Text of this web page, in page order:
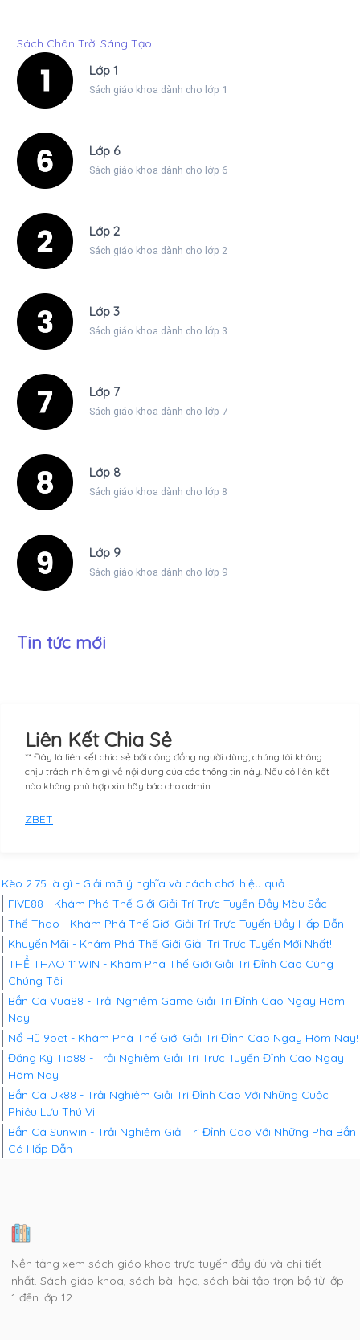
Sách Chân Trời Sáng Tạo
Lớp 1
Sách giáo khoa dành cho lớp 1
Lớp 6
Sách giáo khoa dành cho lớp 6
Lớp 2
Sách giáo khoa dành cho lớp 2
Lớp 3
Sách giáo khoa dành cho lớp 3
Lớp 7
Sách giáo khoa dành cho lớp 7
Lớp 8
Sách giáo khoa dành cho lớp 8
Lớp 9
Sách giáo khoa dành cho lớp 9
Tin tức mới
Liên Kết Chia Sẻ
** Đây là liên kết chia sẻ bới cộng đồng người dùng, chúng tôi không
chịu trách nhiệm gì về nội dung của các thông tin này. Nếu có liên kết
nào không phù hợp xin hãy báo cho admin.
ZBET
Kèo 2.75 là gì - Giải mã ý nghĩa và cách chơi hiệu quả
FIVE88 - Khám Phá Thế Giới Giải Trí Trực Tuyến Đầy Màu Sắc
Thể Thao - Khám Phá Thế Giới Giải Trí Trực Tuyến Đầy Hấp Dẫn
Khuyến Mãi - Khám Phá Thế Giới Giải Trí Trực Tuyến Mới Nhất!
THỂ THAO 11WIN - Khám Phá Thế Giới Giải Trí Đỉnh Cao Cùng
Chúng Tôi
Bắn Cá Vua88 - Trải Nghiệm Game Giải Trí Đỉnh Cao Ngay Hôm
Nay!
Nổ Hũ 9bet - Khám Phá Thế Giới Giải Trí Đỉnh Cao Ngay Hôm Nay!
Đăng Ký Tip88 - Trải Nghiệm Giải Trí Trực Tuyến Đỉnh Cao Ngay
Hôm Nay
Bắn Cá Uk88 - Trải Nghiệm Giải Trí Đỉnh Cao Với Những Cuộc
Phiêu Lưu Thú Vị
Bắn Cá Sunwin - Trải Nghiệm Giải Trí Đỉnh Cao Với Những Pha Bắn
Cá Hấp Dẫn
Nền tảng xem sách giáo khoa trực tuyến đầy đủ và chi tiết
nhất. Sách giáo khoa, sách bài học, sách bài tập trọn bộ từ lớp
1 đến lớp 12.